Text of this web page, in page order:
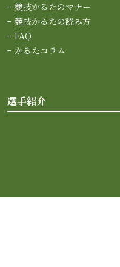
競技かるたのマナー
競技かるたの読み方
FAQ
かるたコラム
選手紹介